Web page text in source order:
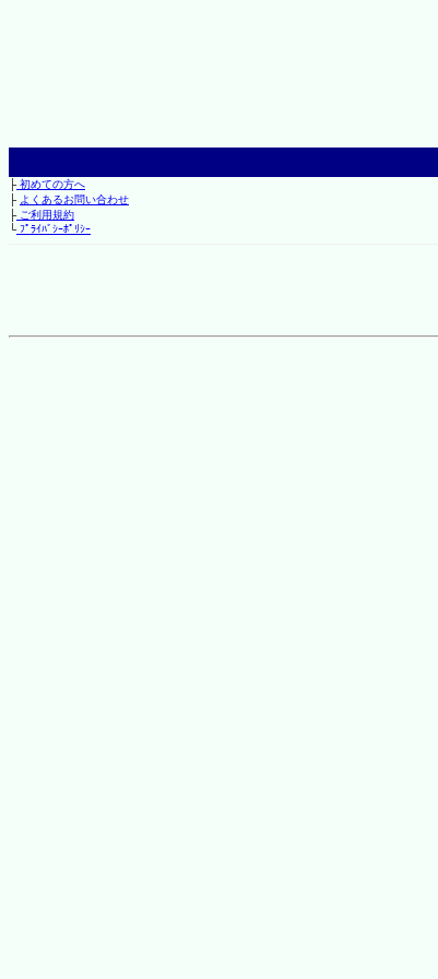
├初めての方へ
├ よくあるお問い合わせ
├ご利用規約
└ﾌﾟﾗｲﾊﾞｼｰﾎﾟﾘｼｰ